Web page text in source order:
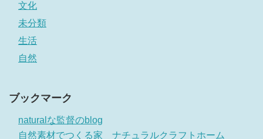
文化
未分類
生活
自然
ブックマーク
naturalな監督のblog
自然素材でつくる家 ナチュラルクラフトホーム